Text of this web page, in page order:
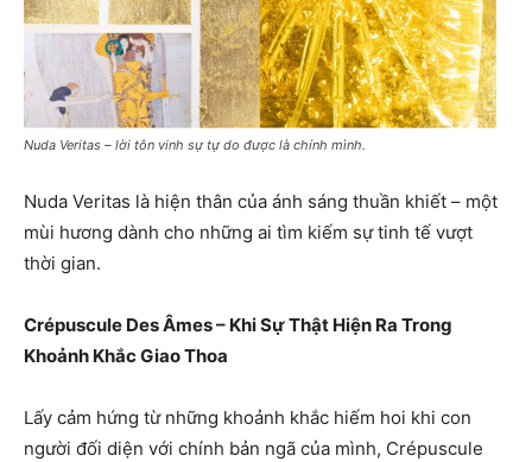
Nuda Veritas – lời tôn vinh sự tự do được là chính mình.
Nuda Veritas là hiện thân của ánh sáng thuần khiết – một
mùi hương dành cho những ai tìm kiếm sự tinh tế vượt
thời gian.
Crépuscule Des Âmes – Khi Sự Thật Hiện Ra Trong
Khoảnh Khắc Giao Thoa
Lấy cảm hứng từ những khoảnh khắc hiếm hoi khi con
người đối diện với chính bản ngã của mình, Crépuscule